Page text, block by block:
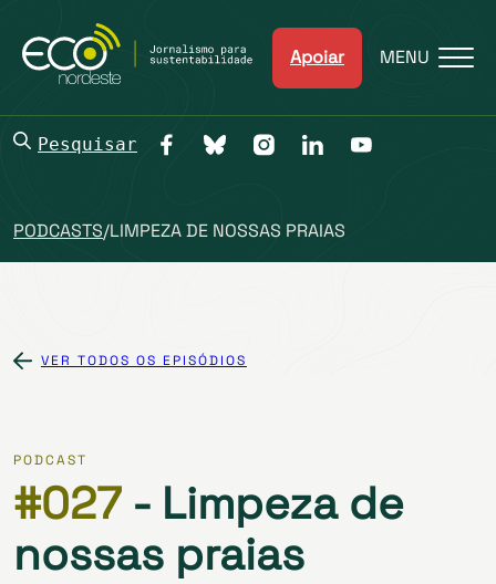
Apoiar MENU
Pesquisar
PODCASTS/LIMPEZA DE NOSSAS PRAIAS
VER TODOS OS EPISÓDIOS
PODCAST
#027 - Limpeza de
nossas praias